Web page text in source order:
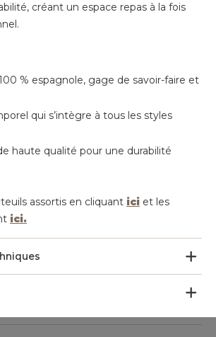
créant un espace repas à la fois
% espagnole, gage de savoir-faire et
qui s’intègre à tous les styles
haute qualité pour une durabilité
assortis en cliquant ici et les
ici.